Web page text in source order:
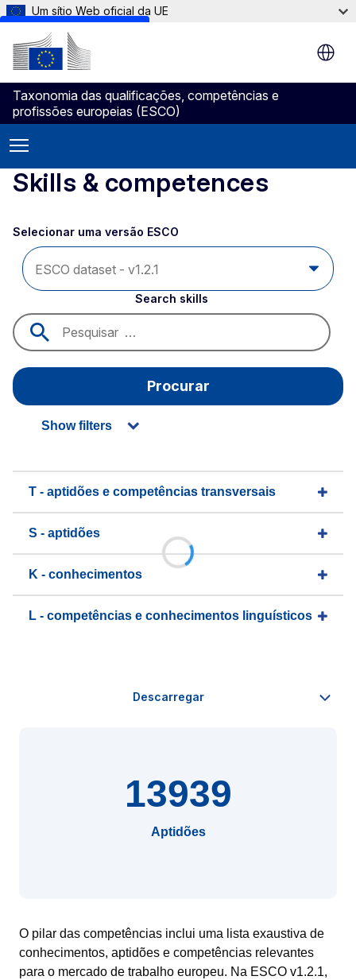
Skip to main content
Um sítio Web oficial da UE
Taxonomia das qualificações, competências e
profissões europeias (ESCO)
Skills & competences
Selecionar uma versão ESCO
Search skills
Procurar
Show filters
T - aptidões e competências transversais
S - aptidões
K - conhecimentos
L - competências e conhecimentos linguísticos
13939
Aptidões
O pilar das competências inclui uma lista exaustiva de
conhecimentos, aptidões e competências relevantes
para o mercado de trabalho europeu. Na ESCO v1.2.1,